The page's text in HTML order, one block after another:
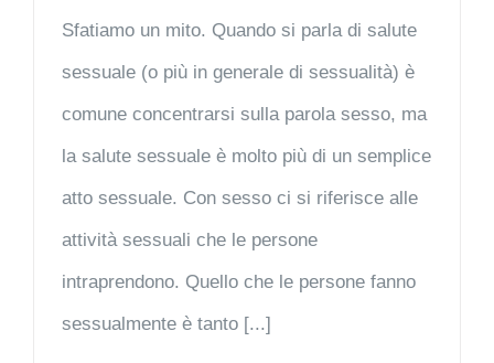
Sfatiamo un mito. Quando si parla di salute
sessuale (o più in generale di sessualità) è
comune concentrarsi sulla parola sesso, ma
la salute sessuale è molto più di un semplice
atto sessuale. Con sesso ci si riferisce alle
attività sessuali che le persone
intraprendono. Quello che le persone fanno
sessualmente è tanto [...]